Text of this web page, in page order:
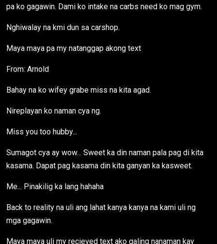
pa ko gagawin. Dami ko intake na carbs need ko mag gym.
Nghiwalay na kmi dun sa carshop.
Maya maya pa my natanggap akong text
From: Arnold
Bahay na ko wifey grabe miss na kita agad.
Nireplayan ko naman cya ng.
Miss you too hubby...
Sumagot cya ay wow... Sweet ka din naman pala pag di kita
kasama. Dapat pag kasama din kita ganyan ka kasweet.
Me... Pinakilig ka lang hahaha
Back to reality na uli ang lahat kanya kanya na kami uli ng
mga gagawin.
Maya maya uli my recieved text ako galing nanaman kay